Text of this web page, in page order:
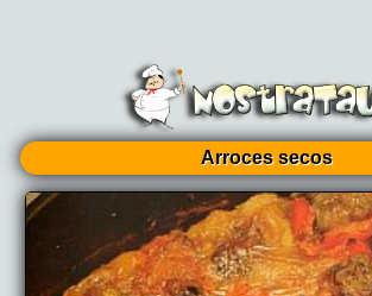
Arroces secos